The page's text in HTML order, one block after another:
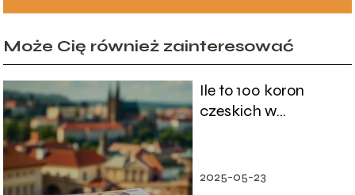
Może Cię również zainteresować
Ile to 100 koron
czeskich w
kurs!
2025-05-23